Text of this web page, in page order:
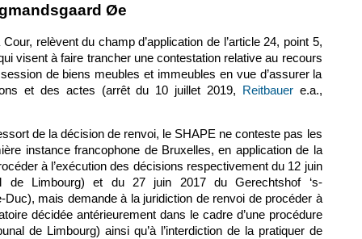
externe) Øe
relèvent du champ d’application de l’article 24, point 5,
visent à faire trancher une contestation relative au recours
de biens meubles et immeubles en vue d’assurer la
et des actes (arrêt du 10 juillet 2019, Reitbauer e.a.,
de la décision de renvoi, le SHAPE ne conteste pas les
instance francophone de Bruxelles, en application de la
à l’exécution des décisions respectivement du 12 juin
de Limbourg) et du 27 juin 2017 du Gerechtshof ‘s-
Duc), mais demande à la juridiction de renvoi de procéder à
décidée antérieurement dans le cadre d’une procédure
de Limbourg) ainsi qu’à l’interdiction de la pratiquer de